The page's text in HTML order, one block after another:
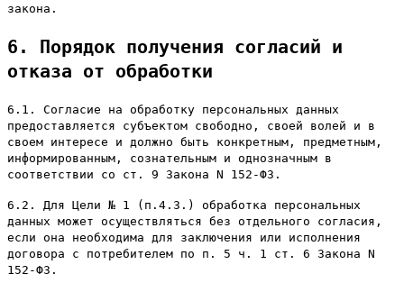
закона.
6. Порядок получения согласий и
отказа от обработки
6.1. Согласие на обработку персональных данных
предоставляется субъектом свободно, своей волей и в
своем интересе и должно быть конкретным, предметным,
информированным, сознательным и однозначным в
соответствии со ст. 9 Закона N 152-ФЗ.
6.2. Для Цели № 1 (п.4.3.) обработка персональных
данных может осуществляться без отдельного согласия,
если она необходима для заключения или исполнения
договора с потребителем по п. 5 ч. 1 ст. 6 Закона N
152-ФЗ.